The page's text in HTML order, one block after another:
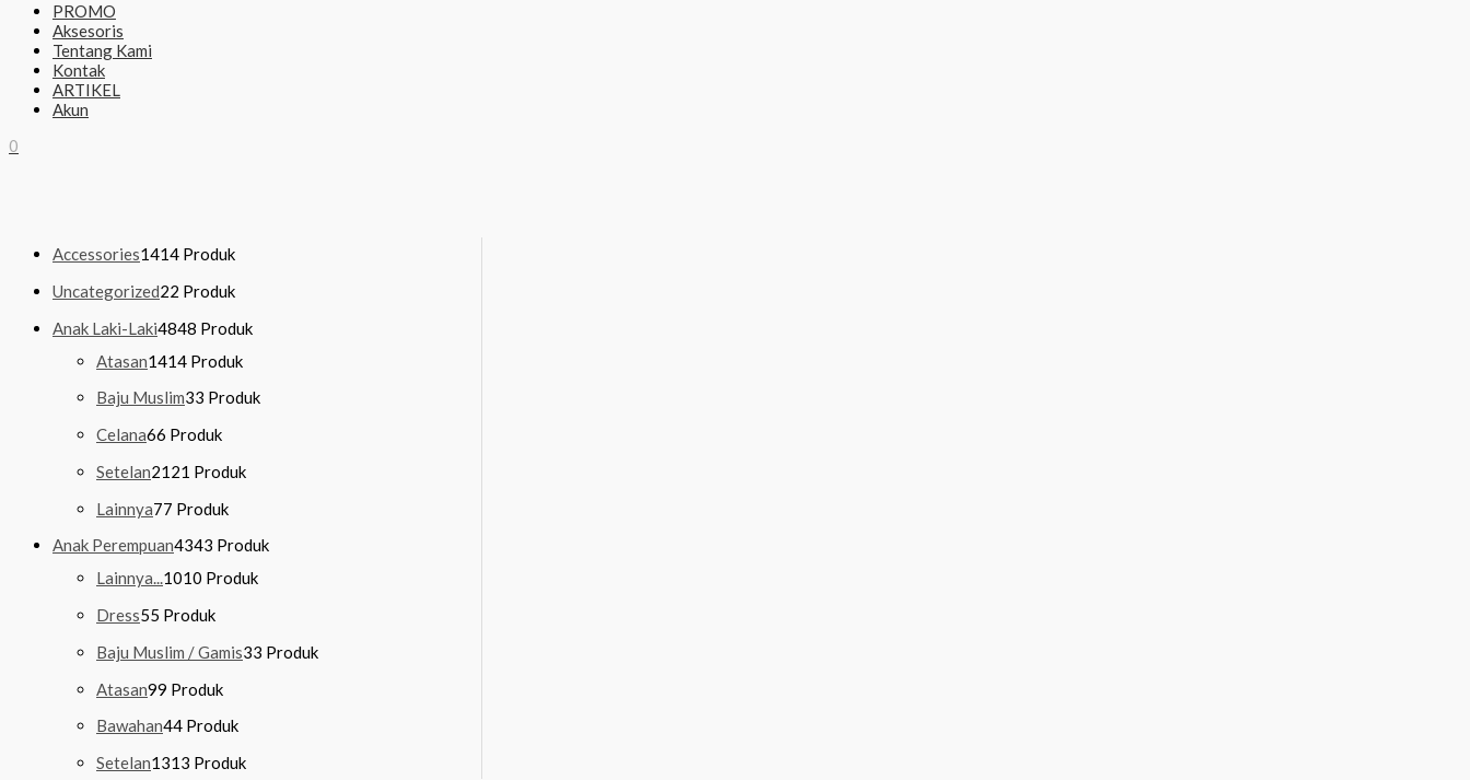
PROMO
Aksesoris
Tentang Kami
Kontak
ARTIKEL
Akun
0
Accessories1414 Produk
Uncategorized22 Produk
Anak Laki-Laki4848 Produk
Atasan1414 Produk
Baju Muslim33 Produk
Celana66 Produk
Setelan2121 Produk
Lainnya77 Produk
Anak Perempuan4343 Produk
Lainnya...1010 Produk
Dress55 Produk
Baju Muslim / Gamis33 Produk
Atasan99 Produk
Bawahan44 Produk
Setelan1313 Produk